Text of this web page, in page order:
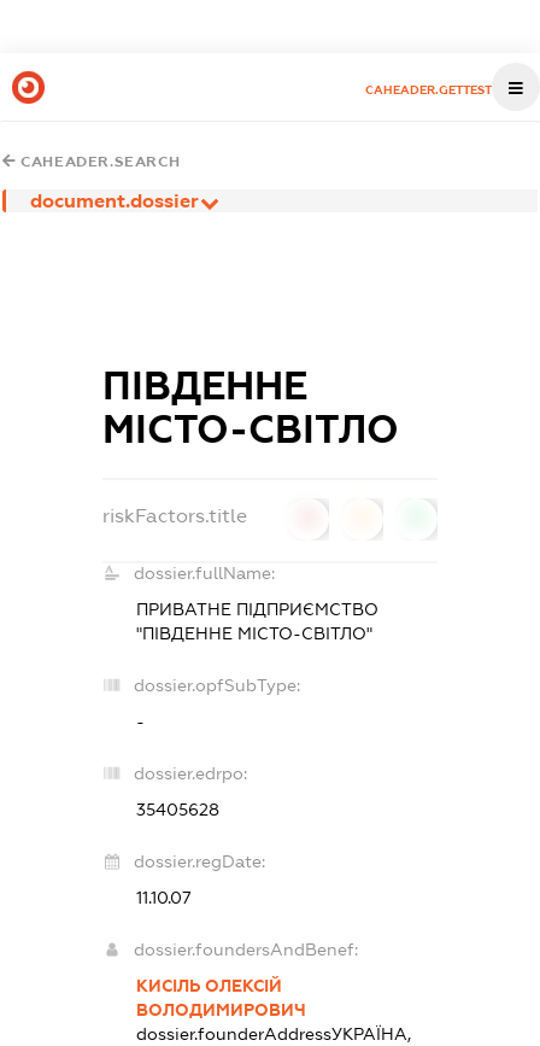
CAHEADER.GETTEST
CAHEADER.SEARCH
document.dossier
ПІВДЕННЕ
МІСТО-СВІТЛО
riskFactors.title
dossier.fullName:
ПРИВАТНЕ ПІДПРИЄМСТВО
"ПІВДЕННЕ МІСТО-СВІТЛО"
dossier.opfSubType:
-
dossier.edrpo:
35405628
dossier.regDate:
11.10.07
dossier.foundersAndBenef:
КИСІЛЬ ОЛЕКСІЙ
ВОЛОДИМИРОВИЧ
dossier.founderAddressУКРАЇНА,